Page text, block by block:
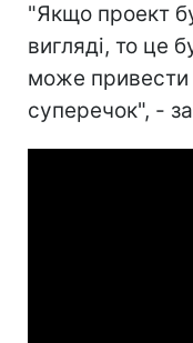
"Якщо проект
вигляді, то це
може привести
суперечок", -